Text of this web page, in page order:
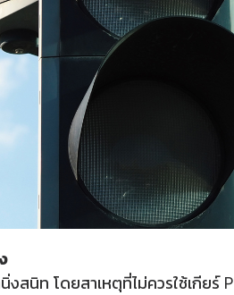
งสนิท โดยสาเหตุที่ไม่ควรใช้เกี